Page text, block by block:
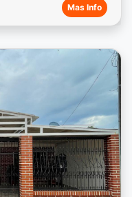
Mas Info